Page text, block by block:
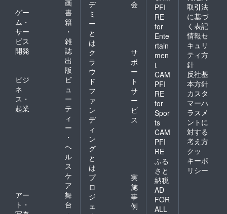
画
ゲー
ム・
サー
ビス
開発
書
籍
・
雑
誌
出
版
ビジ
ネ
ス・
起業
ビ
ュ
ー
テ
ィ
ー
・
ヘ
ル
ス
ケ
ア
アー
ト・
舞
台
デ
ミ
ー
と
は
会
ク
ラ
ウ
ド
フ
ァ
ン
デ
ィ
ン
グ
と
は
サ
ポ
ー
ト
サ
ー
ビ
ス
プ
ロ
ジ
ェ
実
施
事
例
PFI
RE
for
Ente
rtain
men
t
CAM
PFI
RE
for
Spor
ts
CAM
PFI
RE
ふる
さと
納税
AD
FOR
ALL
取引法
に基づ
く表記
情報セ
キュリ
ティ方
針
反社基
本方針
カスタ
マーハ
ラスメ
ントに
対する
考え方
クッ
キーポ
リシー